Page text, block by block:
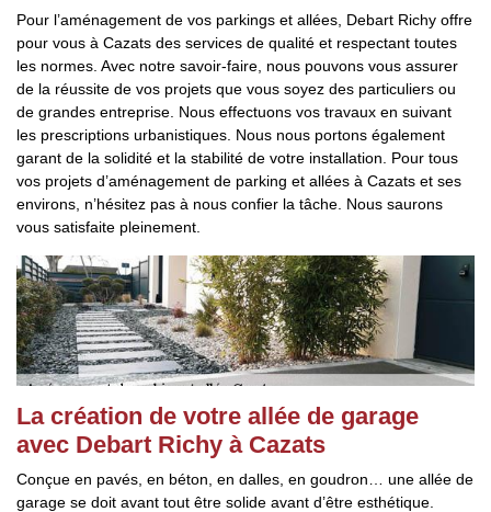
Pour l’aménagement de vos parkings et allées, Debart Richy offre
pour vous à Cazats des services de qualité et respectant toutes
les normes. Avec notre savoir-faire, nous pouvons vous assurer
de la réussite de vos projets que vous soyez des particuliers ou
de grandes entreprise. Nous effectuons vos travaux en suivant
les prescriptions urbanistiques. Nous nous portons également
garant de la solidité et la stabilité de votre installation. Pour tous
vos projets d’aménagement de parking et allées à Cazats et ses
environs, n’hésitez pas à nous confier la tâche. Nous saurons
vous satisfaite pleinement.
La création de votre allée de garage
avec Debart Richy à Cazats
Conçue en pavés, en béton, en dalles, en goudron… une allée de
garage se doit avant tout être solide avant d’être esthétique.